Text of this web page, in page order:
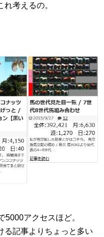
考えるの。
アクセスほど。
る記事よりちょっと多い